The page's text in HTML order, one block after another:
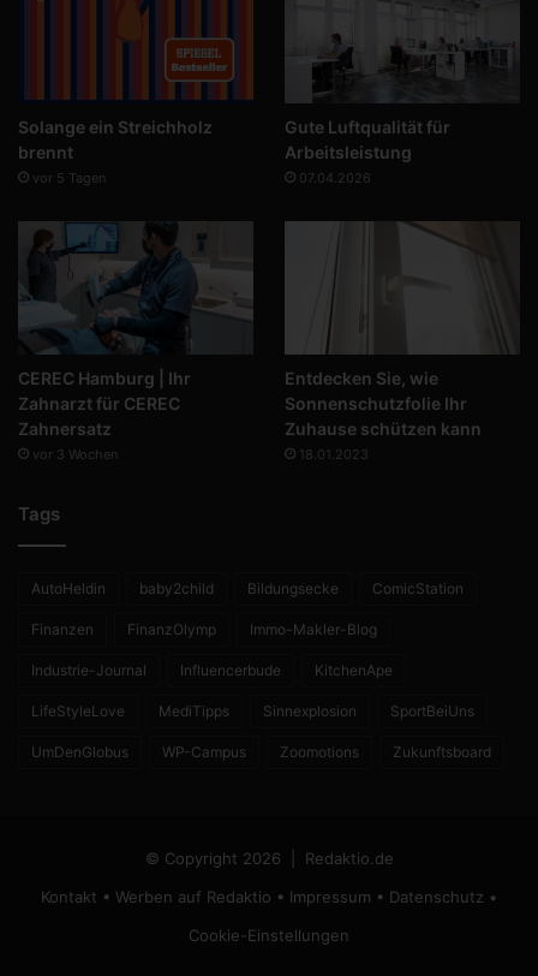
Solange ein Streichholz
brennt
vor 5 Tagen
Gute Luftqualität für
Arbeitsleistung
07.04.2026
CEREC Hamburg | Ihr
Zahnarzt für CEREC
Zahnersatz
vor 3 Wochen
Entdecken Sie, wie
Sonnenschutzfolie Ihr
Zuhause schützen kann
18.01.2023
Tags
AutoHeldin baby2child Bildungsecke ComicStation
Finanzen FinanzOlymp Immo-Makler-Blog
Industrie-Journal Influencerbude KitchenApe
LifeStyleLove MediTipps Sinnexplosion SportBeiUns
UmDenGlobus WP-Campus Zoomotions Zukunftsboard
© Copyright 2026 | Redaktio.de
Kontakt • Werben auf Redaktio • Impressum • Datenschutz •
Cookie-Einstellungen